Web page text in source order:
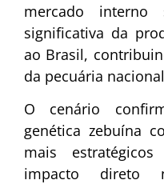
mercado interno
significativa da
ao Brasil,
da pecuária
O cenário
genética zebuína
mais
impacto direto